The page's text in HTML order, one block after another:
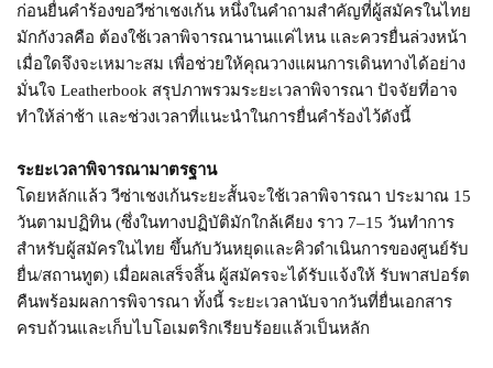
ก่อนยื่นคำร้องขอวีซ่าเชงเก้น หนึ่งในคำถามสำคัญที่ผู้สมัครในไทย
มักกังวลคือ ต้องใช้เวลาพิจารณานานแค่ไหน และควรยื่นล่วงหน้า
เมื่อใดจึงจะเหมาะสม เพื่อช่วยให้คุณวางแผนการเดินทางได้อย่าง
มั่นใจ Leatherbook สรุปภาพรวมระยะเวลาพิจารณา ปัจจัยที่อาจ
ทำให้ล่าช้า และช่วงเวลาที่แนะนำในการยื่นคำร้องไว้ดังนี้
ระยะเวลาพิจารณามาตรฐาน
โดยหลักแล้ว วีซ่าเชงเก้นระยะสั้นจะใช้เวลาพิจารณา ประมาณ 15
วันตามปฏิทิน (ซึ่งในทางปฏิบัติมักใกล้เคียง ราว 7–15 วันทำการ
สำหรับผู้สมัครในไทย ขึ้นกับวันหยุดและคิวดำเนินการของศูนย์รับ
ยื่น/สถานทูต) เมื่อผลเสร็จสิ้น ผู้สมัครจะได้รับแจ้งให้ รับพาสปอร์ต
คืนพร้อมผลการพิจารณา ทั้งนี้ ระยะเวลานับจากวันที่ยื่นเอกสาร
ครบถ้วนและเก็บไบโอเมตริกเรียบร้อยแล้วเป็นหลัก